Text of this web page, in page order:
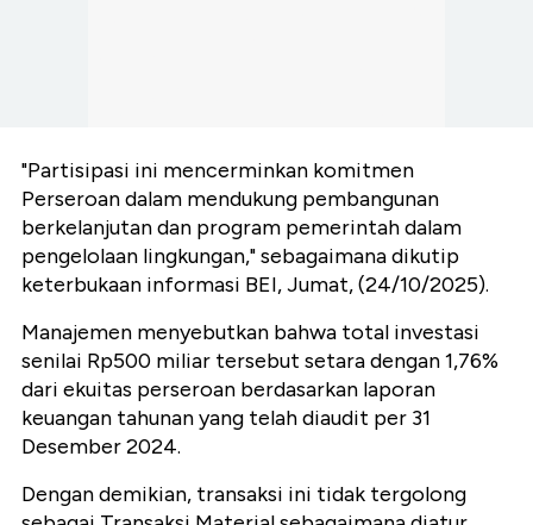
"Partisipasi ini mencerminkan komitmen
Perseroan dalam mendukung pembangunan
berkelanjutan dan program pemerintah dalam
pengelolaan lingkungan," sebagaimana dikutip
keterbukaan informasi BEI, Jumat, (24/10/2025).
Manajemen menyebutkan bahwa total investasi
senilai Rp500 miliar tersebut setara dengan 1,76%
dari ekuitas perseroan berdasarkan laporan
keuangan tahunan yang telah diaudit per 31
Desember 2024.
Dengan demikian, transaksi ini tidak tergolong